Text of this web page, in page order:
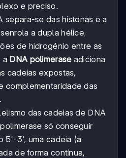
e preciso.
separa-se das histonas e a
a dupla hélice,
de hidrogénio entre as
a DNA polimerase adiciona
cadeias expostas,
complementaridade das
.
das cadeias de DNA
só conseguir
5'-3', uma cadeia (a
de forma contínua,